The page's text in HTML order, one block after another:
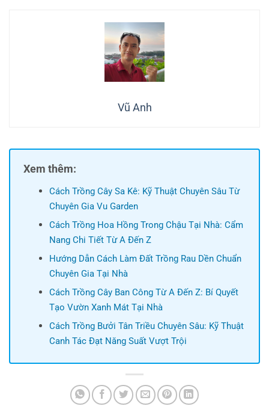
Vũ Anh
Xem thêm:
Cách Trồng Cây Sa Kê: Kỹ Thuật Chuyên Sâu Từ
Chuyên Gia Vu Garden
Cách Trồng Hoa Hồng Trong Chậu Tại Nhà: Cẩm
Nang Chi Tiết Từ A Đến Z
Hướng Dẫn Cách Làm Đất Trồng Rau Dền Chuẩn
Chuyên Gia Tại Nhà
Cách Trồng Cây Ban Công Từ A Đến Z: Bí Quyết
Tạo Vườn Xanh Mát Tại Nhà
Cách Trồng Bưởi Tân Triều Chuyên Sâu: Kỹ Thuật
Canh Tác Đạt Năng Suất Vượt Trội